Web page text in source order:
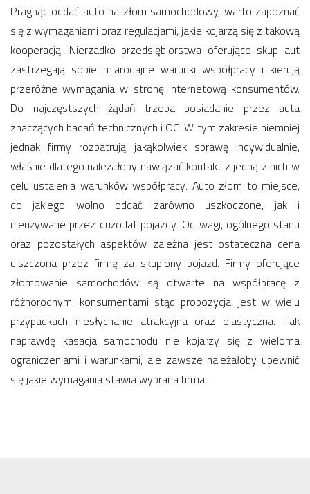
Pragnąc oddać auto na złom samochodowy, warto zapoznać
się z wymaganiami oraz regulacjami, jakie kojarzą się z takową
kooperacją. Nierzadko przedsiębiorstwa oferujące skup aut
zastrzegają sobie miarodajne warunki współpracy i kierują
przeróżne wymagania w stronę internetową konsumentów.
Do najczęstszych żądań trzeba posiadanie przez auta
znaczących badań technicznych i OC. W tym zakresie niemniej
jednak firmy rozpatrują jakąkolwiek sprawę indywidualnie,
właśnie dlatego należałoby nawiązać kontakt z jedną z nich w
celu ustalenia warunków współpracy. Auto złom to miejsce,
do jakiego wolno oddać zarówno uszkodzone, jak i
nieużywane przez dużo lat pojazdy. Od wagi, ogólnego stanu
oraz pozostałych aspektów zależna jest ostateczna cena
uiszczona przez firmę za skupiony pojazd. Firmy oferujące
złomowanie samochodów są otwarte na współpracę z
różnorodnymi konsumentami stąd propozycja, jest w wielu
przypadkach niesłychanie atrakcyjna oraz elastyczna. Tak
naprawdę kasacja samochodu nie kojarzy się z wieloma
ograniczeniami i warunkami, ale zawsze należałoby upewnić
się jakie wymagania stawia wybrana firma.